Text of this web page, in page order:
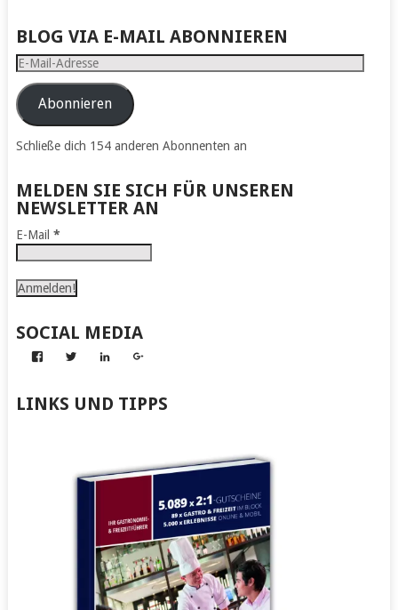
BLOG VIA E-MAIL ABONNIEREN
E-
Mail-
AdresseAbonnieren
Schließe dich 154 anderen Abonnenten an
MELDEN SIE SICH FÜR UNSEREN
NEWSLETTER AN
E-Mail *
SOCIAL MEDIA
Profil
Nachmachen
Profil
Kapff
Profil
Kapff
Profil
Kapff
LINKS UND TIPPS